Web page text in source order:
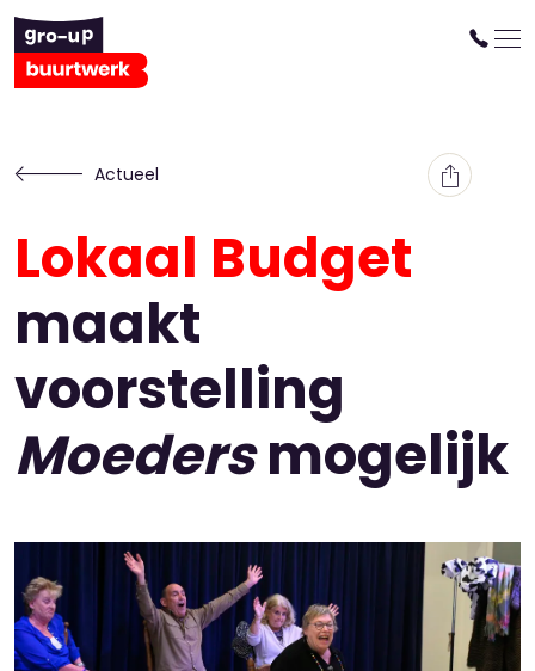
Actueel
Lokaal Budget
maakt
voorstelling
Moedersmogelijk